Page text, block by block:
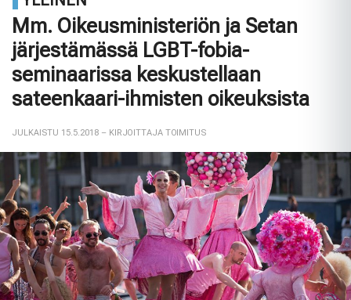
luontoon Kazakstanissa 70 vuoteen
09:30
ULKOMAAT —
Puutarhasta pöytään: Ruotsin elokuun
sato
14:56
ULKOMAAT —
Puola ja Yhdysvallat neuvottelevat
pysyvistä sotilastukikohdista
Mm. Oikeusministeriön ja Setan
järjestämässä LGBT-fobia-
seminaarissa keskustellaan
sateenkaari-ihmisten oikeuksista
JULKAISTU 15.5.2018 – KIRJOITTAJA TOIMITUS